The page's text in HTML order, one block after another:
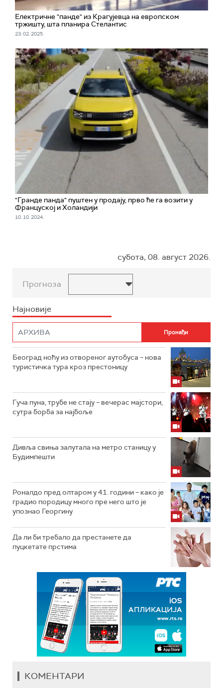
Електричне "пандe" из Крагујевца на европском
тржишту, шта планира Стелантис
23. 02. 2025.
"Гранде панда" пуштен у продају, прво ће га возити у
Француској и Холандији
10. 10. 2024.
субота, 08. август 2026.
Прогноза
Најновије
Београд ноћу из отвореног аутобуса – нова
туристичка тура кроз престоницу
Гуча пуна, трубе не стају – вечерас мајстори,
сутра борба за најбоље
Дивља свиња залутала на метро станицу у
Будимпешти
Роналдо пред олтаром у 41. години – како је
градио породицу много пре него што је
упознао Георгину
Да ли би требало да престанете да
пуцкетате прстима
КОМЕНТАРИ